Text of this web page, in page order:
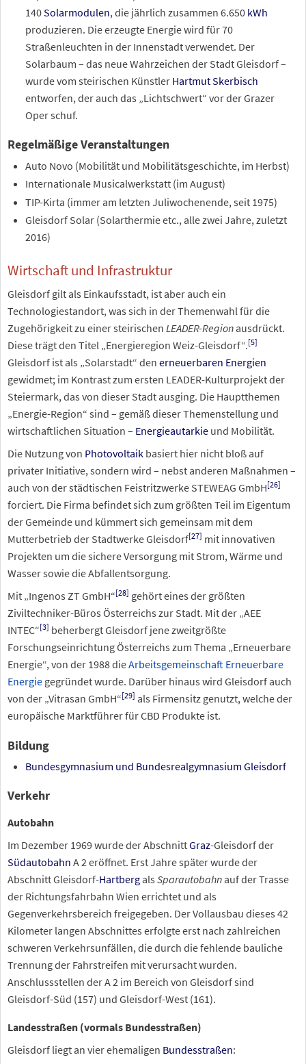
140Solarmodulen, die jährlich zusammen 6.650 kWh
produzieren. Die erzeugte Energie wird für 70
Straßenleuchten in der Innenstadt verwendet. Der
Solarbaum – das neue Wahrzeichen der Stadt Gleisdorf –
wurde vom steirischen Künstler Hartmut Skerbisch
entworfen, der auch das „Lichtschwert“ vor der Grazer
Oper schuf.
Regelmäßige Veranstaltungen
Auto Novo (Mobilität und Mobilitätsgeschichte, im Herbst)
Internationale Musicalwerkstatt (im August)
TIP-Kirta (immer am letzten Juliwochenende, seit 1975)
Gleisdorf Solar (Solarthermie etc., alle zwei Jahre, zuletzt
2016)
Wirtschaft und Infrastruktur
Gleisdorf gilt als Einkaufsstadt, ist aber auch ein
Technologiestandort, was sich in der Themenwahl für die
Zugehörigkeit zu einer steirischen LEADER-Region ausdrückt.
Diese trägt den Titel „Energieregion Weiz-Gleisdorf“.[5]
Gleisdorf ist als „Solarstadt“ den erneuerbaren Energien
gewidmet; im Kontrast zum ersten LEADER-Kulturprojekt der
Steiermark, das von dieser Stadt ausging. Die Hauptthemen
„Energie-Region“ sind – gemäß dieser Themenstellung und
wirtschaftlichen Situation – Energieautarkie und Mobilität.
Die Nutzung von Photovoltaik basiert hier nicht bloß auf
privater Initiative, sondern wird – nebst anderen Maßnahmen –
auch von der städtischen Feistritzwerke STEWEAG GmbH[26]
forciert. Die Firma befindet sich zum größten Teil im Eigentum
der Gemeinde und kümmert sich gemeinsam mit dem
Mutterbetrieb der Stadtwerke Gleisdorf[27] mit innovativen
Projekten um die sichere Versorgung mit Strom, Wärme und
Wasser sowie die Abfallentsorgung.
Mit „Ingenos ZT GmbH“[28] gehört eines der größten
Ziviltechniker-Büros Österreichs zur Stadt. Mit der „AEE
INTEC“[3] beherbergt Gleisdorf jene zweitgrößte
Forschungseinrichtung Österreichs zum Thema „Erneuerbare
Energie“, von der 1988 dieArbeitsgemeinschaft Erneuerbare
Energie gegründet wurde. Darüber hinaus wird Gleisdorf auch
von der „Vitrasan GmbH“[29] als Firmensitz genutzt, welche der
europäische Marktführer für CBD Produkte ist.
Bildung
Bundesgymnasium und Bundesrealgymnasium Gleisdorf
Verkehr
Autobahn
Im Dezember 1969 wurde der AbschnittGraz-Gleisdorf der
Südautobahn A2 eröffnet. Erst Jahre später wurde der
Abschnitt Gleisdorf-Hartberg als Sparautobahn auf der Trasse
der Richtungsfahrbahn Wien errichtet und als
Gegenverkehrsbereich freigegeben. Der Vollausbau dieses 42
Kilometer langen Abschnittes erfolgte erst nach zahlreichen
schweren Verkehrsunfällen, die durch die fehlende bauliche
Trennung der Fahrstreifen mit verursacht wurden.
Anschlussstellen der A2 im Bereich von Gleisdorf sind
Gleisdorf-Süd (157) und Gleisdorf-West (161).
Landesstraßen (vormals Bundesstraßen)
Gleisdorf liegt an vier ehemaligen Bundesstraßen: